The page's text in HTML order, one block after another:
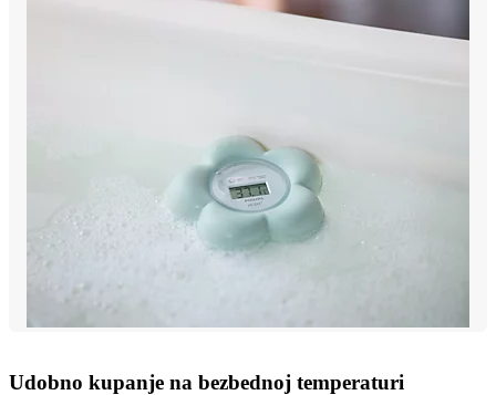
Udobno kupanje na bezbednoj temperaturi